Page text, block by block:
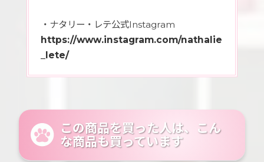
・ナタリー・レテ公式Instagram
https://www.instagram.com/nathalie
_lete/
この商品を買った人は、こん
な商品も買っています